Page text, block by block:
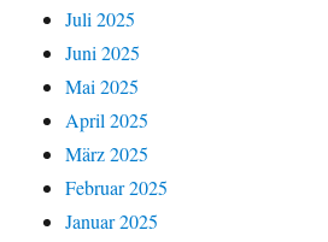
Juli 2025
Juni 2025
Mai 2025
April 2025
März 2025
Februar 2025
Januar 2025